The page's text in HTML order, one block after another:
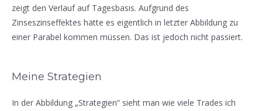
zeigt den Verlauf auf Tagesbasis. Aufgrund des
Zinseszinseffektes hätte es eigentlich in letzter Abbildung zu
einer Parabel kommen müssen. Das ist jedoch nicht passiert.
Meine Strategien
In der Abbildung „Strategien“ sieht man wie viele Trades ich